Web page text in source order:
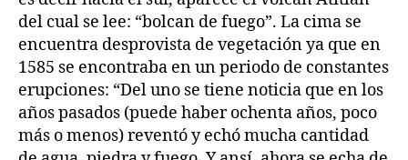
del cual se lee: “bolcan de fuego”. La cima se
encuentra desprovista de vegetación ya que en
1585 se encontraba en un periodo de constantes
erupciones: “Del uno se tiene noticia que en los
años pasados (puede haber ochenta años, poco
más o menos) reventó y echó mucha cantidad